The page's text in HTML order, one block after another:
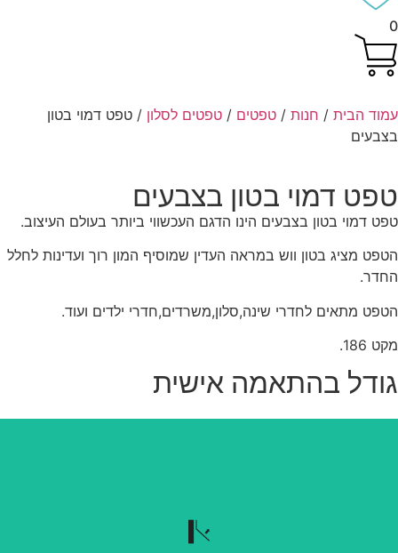
הבית/חנות/טפטים/טפטים לסלון/ טפט דמוי בטון
דמוי בטון בצבעים
דמוי בטון בצבעים הינו הדגם העכשווי ביותר בעולם העיצוב.
מציג בטון ווש במראה העדין שמוסיף המון רוך ועדינות לחלל
מתאים לחדרי שינה,סלון,משרדים,חדרי ילדים ועוד.
186.
בהתאמה אישית
נשלף בקלות